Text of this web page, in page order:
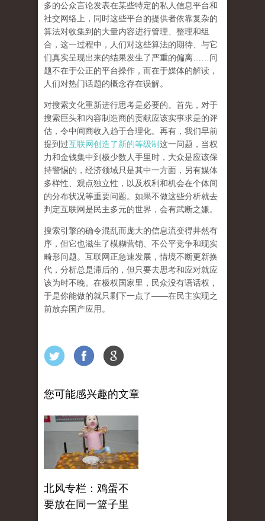
多的公众言论发表在某些特定的私人信息平台和
社交网络上，同时这些平台的提供者依靠复杂的
算法对收集到的大量内容进行管理、整理和组
合，这一过程中，人们对这些算法的期待、与它
们真实呈现出来的结果发生了严重的偏离
问
题不在于公正的平台操作，而在于媒体的解读，
人们对热门话题的概念存在误解。
对搜索文化重新进行思考是必要的。首先，对于
搜索巨头和内容制造商的贡献应该实事求是的评
估，令中间商收入趋于合理化。再有，我们早前
提到过互联网创造了新的等级制这一问题，当权
力和金钱集中到极少数人手里时，大众是应该保
持警惕的，经济领域只是其中一方面，另有媒体
多样性、观点独立性，以及权利和机会在个体间
的分布状况等重要问题。 如果不做这些分析就去
判定互联网是民主多元的世界，会有武断之嫌。
搜索引擎的确令混乱而庞大的信息流变得井然有
序，但它也滋生了模糊营销、不公平竞争和现实
畸形问题。互联网正急速发展，情境不断更新换
代，分析总是滞后的，但只要去思考和应对就应
该为时不晚。在极权国家里，民众没有语话权，
于是你能做的就只剩下一点了——在民主实现之
前放弃国产应用 。
您可能感兴趣的文章
北风专栏：鸡蛋不
要放在同一篮子里